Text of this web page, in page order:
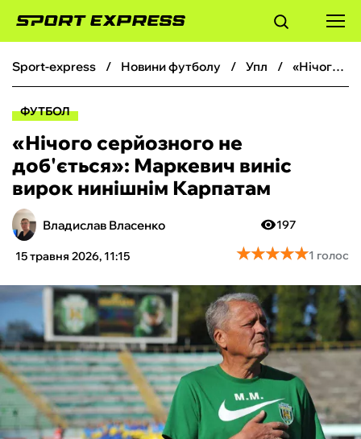
ФУТБОЛ
БОКС
ХОКЕЙ
ТЕНІС
КІБЕРСПОРТ
ЧС-2026
ФУТЗАЛ
ІНШІ
sport-express новини футболу упл «‎Нічого серйозного не доб'ється»: Маркевич виніс вирок нинішнім Карпатам
ФУТБОЛ
«‎Нічого серйозного не
доб'ється»: Маркевич виніс
вирок нинішнім Карпатам
Владислав Власенко
15 травня 2026, 11:15
197
★★★★★
★★★★★1 голос